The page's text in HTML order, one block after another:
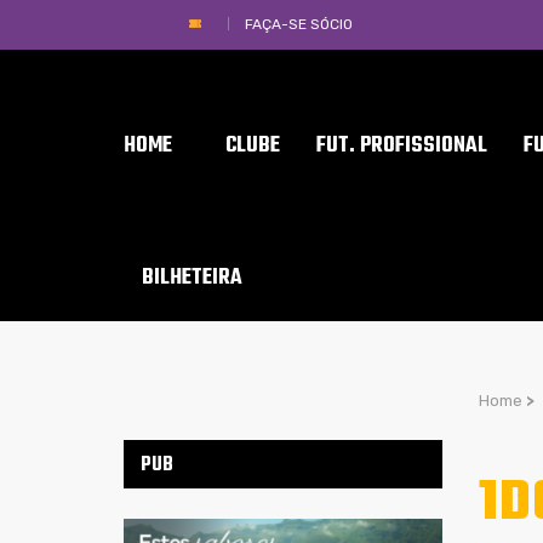
FAÇA-SE SÓCIO
HOME CLUBE FUT. PROFISSIONAL
BILHETEIRA
Home >
PUB